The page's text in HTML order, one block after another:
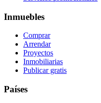
Inmuebles
Comprar
Arrendar
Proyectos
Inmobiliarias
Publicar gratis
Países